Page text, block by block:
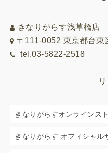
きなりがらす浅草橋店
〒111-0052 東京都台東
tel.03-5822-2518
きなりがらすオンラインス
きなりがらす オフィシャル